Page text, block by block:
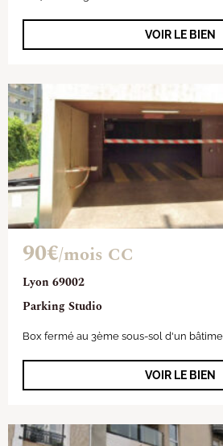
VOIR LE BIEN
Lyon 69002
Parking Studio
90€/mois CC
Box fermé au 3ème sous-sol d'un
VOIR LE BIEN